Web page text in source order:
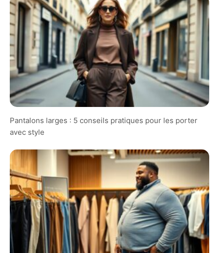
Pantalons larges : 5 conseils pratiques pour les porter
avec style